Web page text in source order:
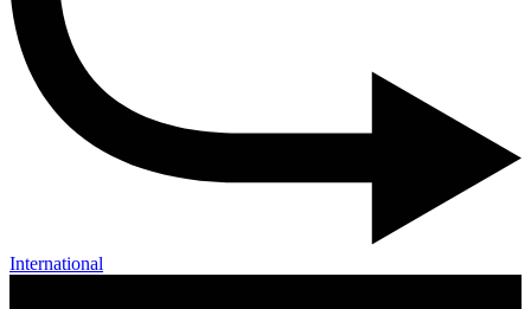
International